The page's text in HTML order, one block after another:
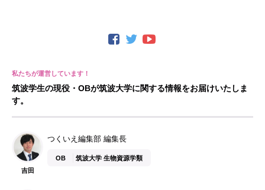
筑波学生の現役・OBが筑波大学に関する情報をお届けいたしま
す。
吉田
つくいえ編集部 編集長
OB 筑波大学 生物資源学類